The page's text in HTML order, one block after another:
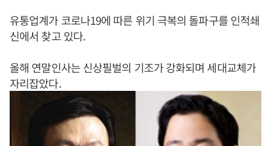
유통업계가 코로나19에 따른 위기 극복의 돌파구를 인적쇄
신에서 찾고 있다.
올해 연말인사는 신상필벌의 기조가 강화되며 세대교체가
자리잡았다.